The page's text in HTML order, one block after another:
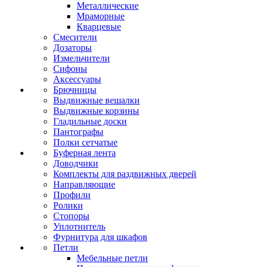
Металлические
Мраморные
Кварцевые
Смесители
Дозаторы
Измельчители
Сифоны
Аксессуары
Брючницы
Выдвижные вешалки
Выдвижные корзины
Гладильные доски
Пантографы
Полки сетчатые
Буферная лента
Доводчики
Комплекты для раздвижных дверей
Направляющие
Профили
Ролики
Стопоры
Уплотнитель
Фурнитура для шкафов
Петли
Мебельные петли